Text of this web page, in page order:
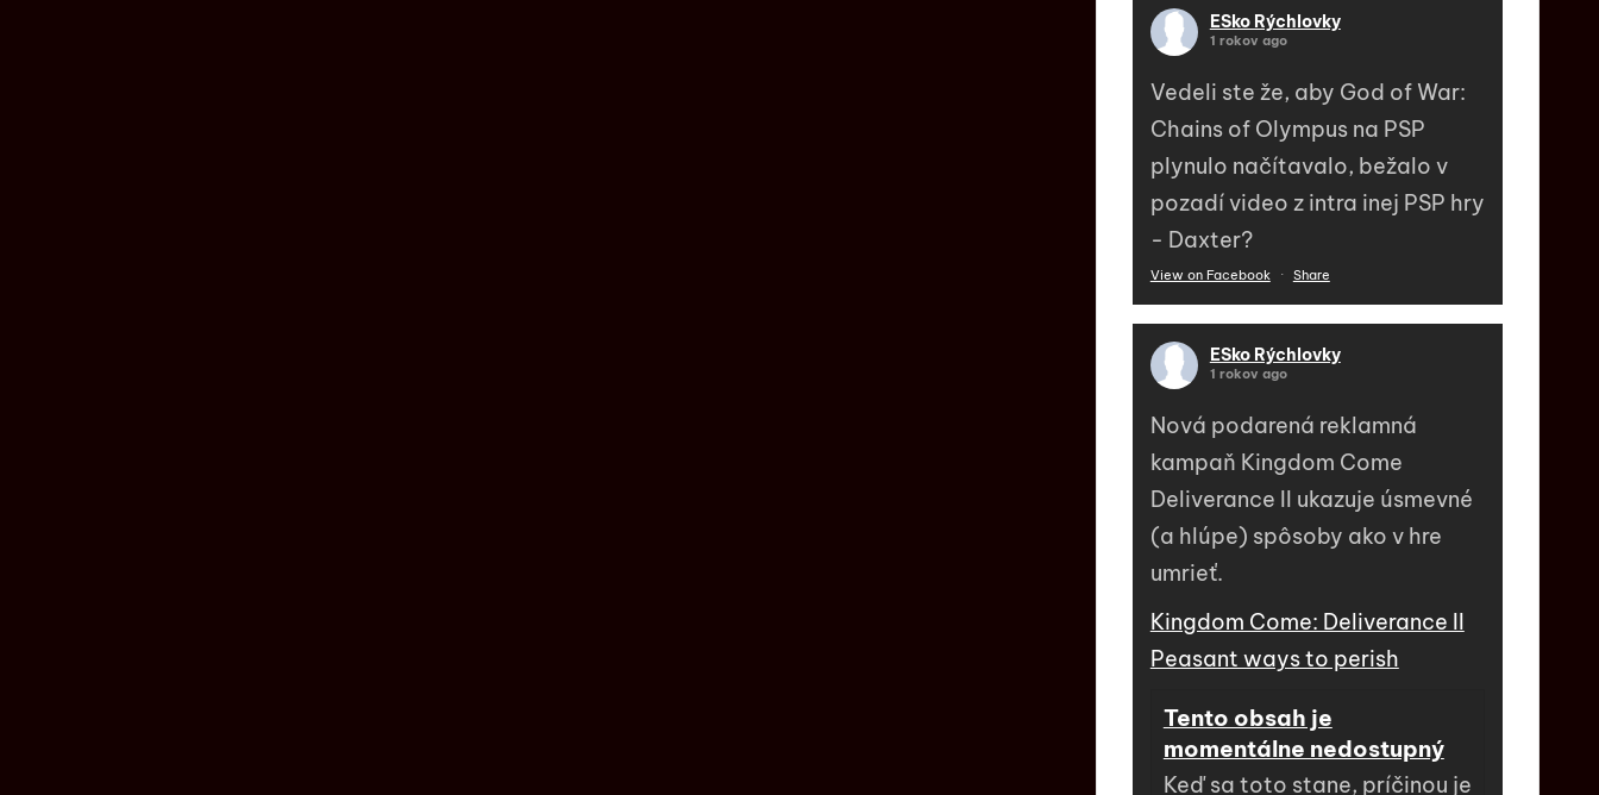
ESko Rýchlovky
1 rokov ago
Vedeli ste že, aby God of War:
Chains of Olympus na PSP
plynulo načítavalo, bežalo v
pozadí video z intra inej PSP hry
- Daxter?
View on Facebook · Share
ESko Rýchlovky
1 rokov ago
Nová podarená reklamná
kampaň Kingdom Come
Deliverance II ukazuje úsmevné
(a hlúpe) spôsoby ako v hre
umrieť.
Kingdom Come: Deliverance II
Peasant ways to perish
Tento obsah je
momentálne nedostupný
Keď sa toto stane, príčinou je